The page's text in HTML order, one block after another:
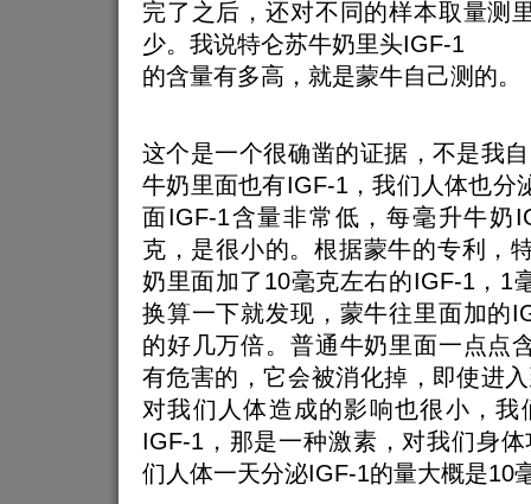
完了之后，还对不同的样本取量测
少。我说特仑苏牛奶里头IGF-1
的含量有多高，就是蒙牛自己测的。
这个是一个很确凿的证据，不是我
牛奶里面也有IGF-1，我们人体也分
面IGF-1含量非常低，每毫升牛奶
克，是很小的。根据蒙牛的专利，
奶里面加了10毫克左右的IGF-1，1
换算一下就发现，蒙牛往里面加的
的好几万倍。普通牛奶里面一点点
有危害的，它会被消化掉，即使进
对我们人体造成的影响也很小，我
IGF-1，那是一种激素，对我们身
们人体一天分泌IGF-1的量大概是10